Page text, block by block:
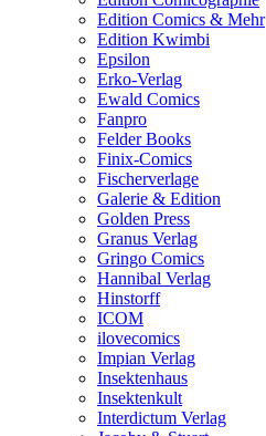
Edition Comics & Mehr
Edition Kwimbi
Epsilon
Erko-Verlag
Ewald Comics
Fanpro
Felder Books
Finix-Comics
Fischerverlage
Galerie & Edition
Golden Press
Granus Verlag
Gringo Comics
Hannibal Verlag
Hinstorff
ICOM
ilovecomics
Impian Verlag
Insektenhaus
Insektenkult
Interdictum Verlag